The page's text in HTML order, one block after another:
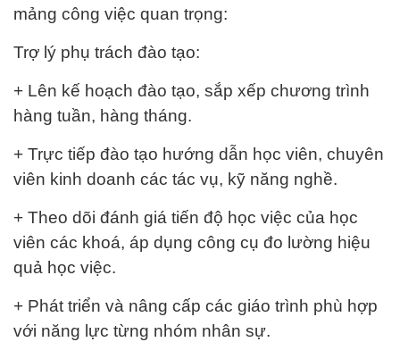
mảng công việc quan trọng:
Trợ lý phụ trách đào tạo:
+ Lên kế hoạch đào tạo, sắp xếp chương trình
hàng tuần, hàng tháng.
+ Trực tiếp đào tạo hướng dẫn học viên, chuyên
viên kinh doanh các tác vụ, kỹ năng nghề.
+ Theo dõi đánh giá tiến độ học việc của học
viên các khoá, áp dụng công cụ đo lường hiệu
quả học việc.
+ Phát triển và nâng cấp các giáo trình phù hợp
với năng lực từng nhóm nhân sự.